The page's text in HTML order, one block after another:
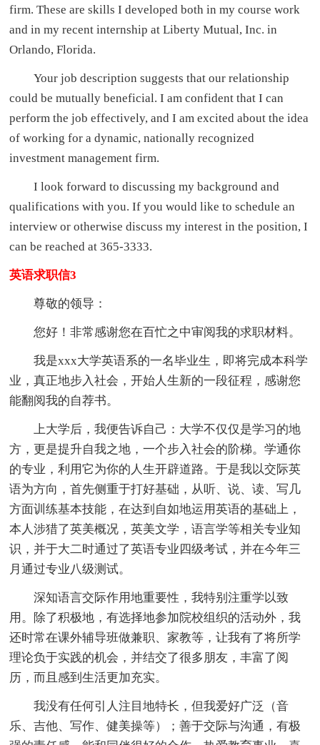
firm. These are skills I developed both in my course work
and in my recent internship at Liberty Mutual, Inc. in
Orlando, Florida.
Your job description suggests that our relationship
could be mutually beneficial. I am confident that I can
perform the job effectively, and I am excited about the idea
of working for a dynamic, nationally recognized
investment management firm.
I look forward to discussing my background and
qualifications with you. If you would like to schedule an
interview or otherwise discuss my interest in the position, I
can be reached at 365-3333.
英语求职信3
尊敬的领导：
您好！非常感谢您在百忙之中审阅我的求职材料。
我是xxx大学英语系的一名毕业生，即将完成本科学
业，真正地步入社会，开始人生新的一段征程，感谢您
能翻阅我的自荐书。
上大学后，我便告诉自己：大学不仅仅是学习的地
方，更是提升自我之地，一个步入社会的阶梯。学通你
的专业，利用它为你的人生开辟道路。于是我以交际英
语为方向，首先侧重于打好基础，从听、说、读、写几
方面训练基本技能，在达到自如地运用英语的基础上，
本人涉猎了英美概况，英美文学，语言学等相关专业知
识，并于大二时通过了英语专业四级考试，并在今年三
月通过专业八级测试。
深知语言交际作用地重要性，我特别注重学以致
用。除了积极地，有选择地参加院校组织的活动外，我
还时常在课外辅导班做兼职、家教等，让我有了将所学
理论负于实践的机会，并结交了很多朋友，丰富了阅
历，而且感到生活更加充实。
我没有任何引人注目地特长，但我爱好广泛（音
乐、吉他、写作、健美操等）；善于交际与沟通，有极